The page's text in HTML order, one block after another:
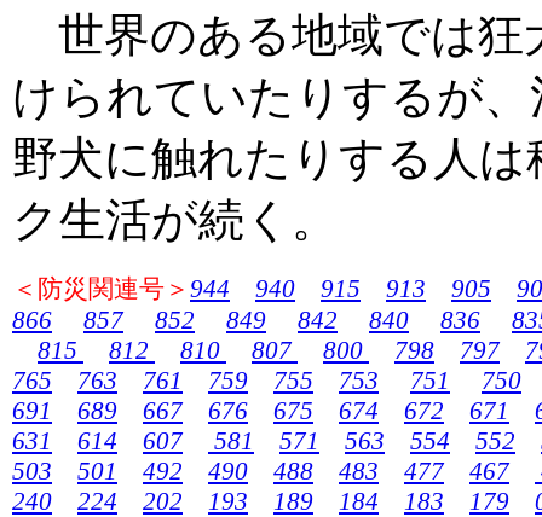
世界のある地域では狂
けられていたりするが
野犬に触れたりする人
ク生活が続く。
＜防災関連号＞ 944 940 915 913 905
866
857 852 849 842 840 836
815
812 810 807 800 798 797
765
763 761 759 755 753 751
750
691
689 667 676 675 674 672 671
631
614 607 581 571 563 554 552
503
501 492 490 488 483 477 467
240
224 202 193 189 184 183 179